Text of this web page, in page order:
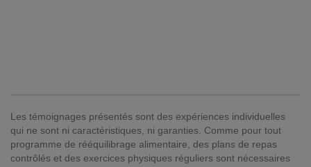
Les témoignages présentés sont des expériences individuelles
qui ne sont ni caractéristiques, ni garanties. Comme pour tout
programme de rééquilibrage alimentaire, des plans de repas
contrôlés et des exercices physiques réguliers sont nécessaires